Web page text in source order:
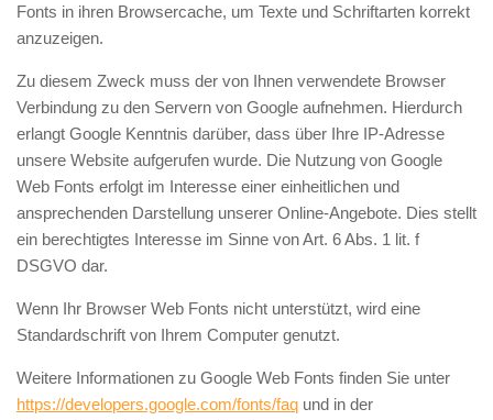
Fonts in ihren Browsercache, um Texte und Schriftarten korrekt
anzuzeigen.
Zu diesem Zweck muss der von Ihnen verwendete Browser
Verbindung zu den Servern von Google aufnehmen. Hierdurch
erlangt Google Kenntnis darüber, dass über Ihre IP-Adresse
unsere Website aufgerufen wurde. Die Nutzung von Google
Web Fonts erfolgt im Interesse einer einheitlichen und
ansprechenden Darstellung unserer Online-Angebote. Dies stellt
ein berechtigtes Interesse im Sinne von Art. 6 Abs. 1 lit. f
DSGVO dar.
Wenn Ihr Browser Web Fonts nicht unterstützt, wird eine
Standardschrift von Ihrem Computer genutzt.
Weitere Informationen zu Google Web Fonts finden Sie unter
https://developers.google.com/fonts/faq und in der